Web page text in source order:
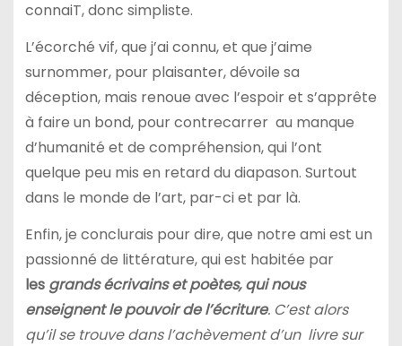
connaiT, donc simpliste.
L’écorché vif, que j’ai connu, et que j’aime
surnommer, pour plaisanter, dévoile sa
déception, mais renoue avec l’espoir et s’apprête
à faire un bond, pour contrecarrer au manque
d’humanité et de compréhension, qui l’ont
quelque peu mis en retard du diapason. Surtout
dans le monde de l’art, par-ci et par là.
Enfin, je conclurais pour dire, que notre ami est un
passionné de littérature, qui est habitée par
les grands écrivains et poètes, qui nous
enseignent le pouvoir de l’écriture. C’est alors
qu’il se trouve dans l’achèvement d’un livre sur